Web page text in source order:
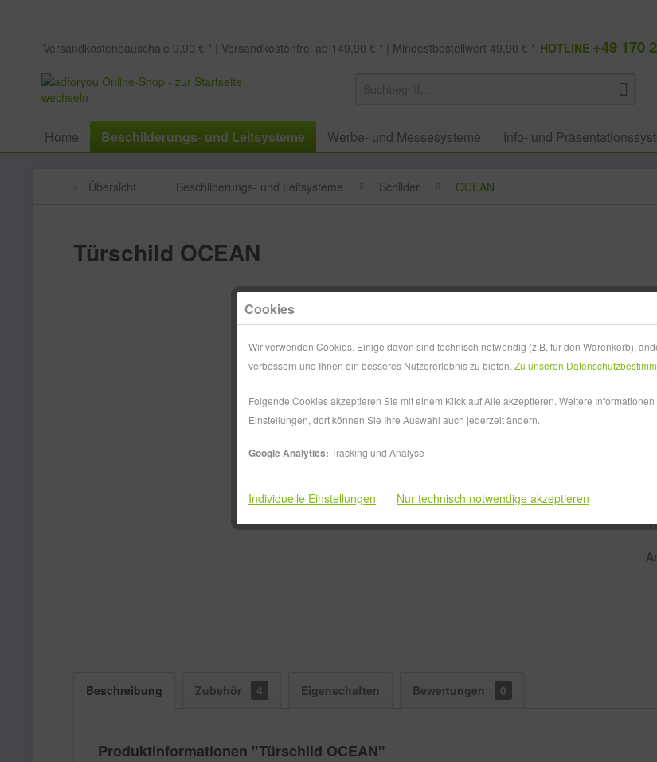
Versandkostenpauschale 9,90 € * | Versandkostenfrei ab 149,90 € * | Mindestbestellwert 49,90 € * HOTLINE +49 170
Home Beschilderungs- und Leitsysteme Werbe- und Messesysteme Info- und
Übersicht Beschilderungs- und Leitsysteme Schilder OCEAN
Türschild OCEAN
Beschreibung Zubehör 4 Eigenschaften Bewertungen 0
Produktinformationen "Türschild OCEAN"
Cookies
Wir verwenden Cookies. Einige davon sind technisch notwendig (z.B. für den Warenkorb),
verbessern und Ihnen ein besseres Nutzererlebnis zu bieten. Zu unseren
Folgende Cookies akzeptieren Sie mit einem Klick auf Alle akzeptieren. Weitere
Einstellungen, dort können Sie Ihre Auswahl auch jederzeit ändern.
Google Analytics: Tracking und Analyse
Individuelle Einstellungen Nur technisch notwendige akzeptieren